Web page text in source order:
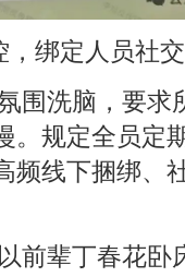
，绑定人员社交
围洗脑，要求
。规定全员定
频线下捆绑、
前辈丁春花卧